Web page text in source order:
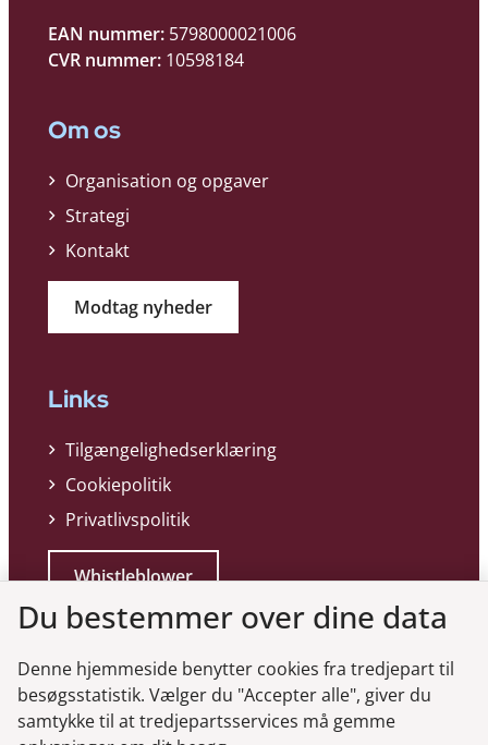
EAN nummer: 5798000021006
CVR nummer: 10598184
Om os
Organisation og opgaver
Strategi
Kontakt
Modtag nyheder
Links
Tilgængelighedserklæring
Cookiepolitik
Privatlivspolitik
Whistleblower
Du bestemmer over dine data
Denne hjemmeside benytter cookies fra tredjepart til
besøgsstatistik. Vælger du "Accepter alle", giver du
samtykke til at tredjepartsservices må gemme